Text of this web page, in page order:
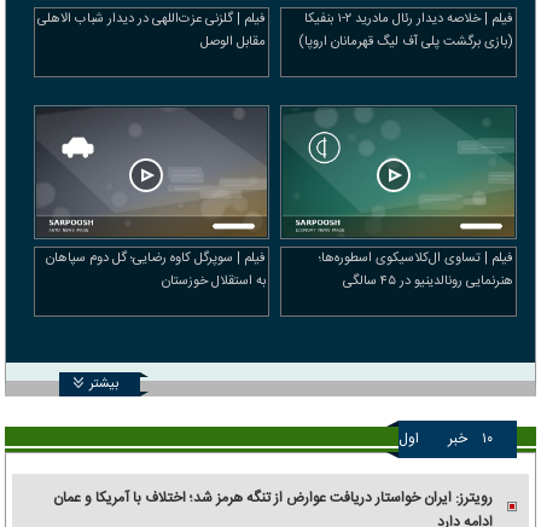
فیلم | خلاصه دیدار رئال مادرید ۲-۱ بنفیکا
(بازی برگشت پلی آف لیگ قهرمانان اروپا)
فیلم | گلزنی عزت‌اللهی در دیدار شباب الاهلی
مقابل الوصل
فیلم | تساوی ال‌کلاسیکوی اسطوره‌ها؛
هنرنمایی رونالدینیو در ۴۵ سالگی
فیلم | سوپرگل کاوه رضایی؛ گل دوم سپاهان
به استقلال خوزستان
بیشتر
۱۰ خبر اول
رویترز: ایران خواستار دریافت عوارض از تنگه هرمز شد؛ اختلاف با آمریکا و عمان